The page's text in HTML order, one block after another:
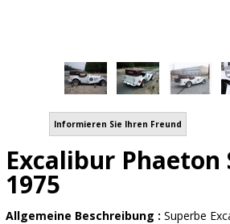
Informieren Sie Ihren Freund
Excalibur Phaeton
1975
Allgemeine Beschreibung : Superbe